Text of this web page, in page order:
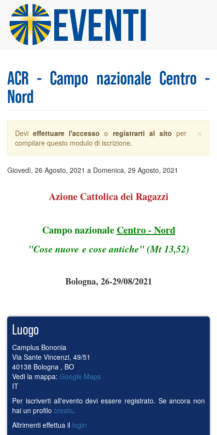
contenuto
principale
ACR - Campo nazionale Centro -
Nord
×
Messaggio
di
avvertimento
Devieffettuare l'accesso o registrarti al sito per
compilare questo modulo di iscrizione.
Giovedì, 26 Agosto, 2021 a Domenica, 29 Agosto, 2021
Azione Cattolica dei Ragazzi
Campo nazionale Centro - Nord
"Cose nuove e cose antiche" (Mt 13,52)
Bologna, 26-29/08/2021
Luogo
Camplus Bononia
Via Sante Vincenzi, 49/51
40138 Bologna , BO
Vedi la mappa: Google Maps
IT
Per iscriverti all'evento devi essere registrato. Se ancora non
hai un profilo crealo.
Altrimenti effettua il login